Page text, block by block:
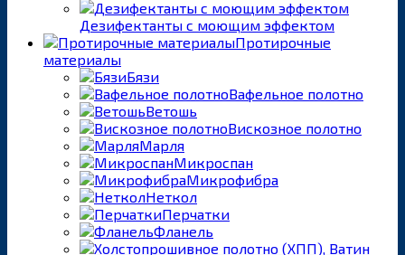
Дезифектанты с моющим эффектом
Протирочные
материалы
Бязи
Вафельное полотно
Ветошь
Вискозное полотно
Марля
Микроспан
Микрофибра
Неткол
Перчатки
Фланель